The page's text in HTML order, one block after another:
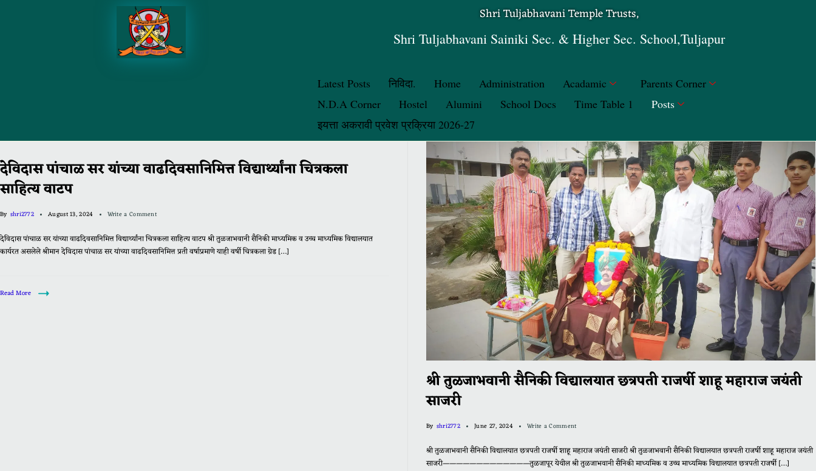
Shri Tuljabhavani Temple Trusts,
Shri Tuljabhavani Sainiki Sec. & Higher Sec. School,Tuljapur
Latest Posts निविदा. Home Administration Acadamic
Parents Corner
N.D.A Corner
Hostel Alumini School Docs Time Table 1
Posts
इयत्ता अकरावी प्रवेश प्रक्रिया 2026-27
देविदास पांचाळ सर यांच्या वाढदिवसानिमित्त विद्यार्थ्यांना चित्रकला
साहित्य वाटप
By shri2772 August 13, 2024 Write a Comment
देविदास पांचाळ सर यांच्या वाढदिवसानिमित्त विद्यार्थ्यांना चित्रकला साहित्य वाटप श्री तुळजाभवानी सैनिकी माध्यमिक व उच्च माध्यमिक विद्यालयात
कार्यरत असलेले श्रीमान देविदास पांचाळ सर यांच्या वाढदिवसानिमित्त प्रती वर्षाप्रमाणे याही वर्षी चित्रकला ग्रेड […]
Read More
श्री तुळजाभवानी सैनिकी विद्यालयात छत्रपती राजर्षी शाहू महाराज जयंती
साजरी
By shri2772 June 27, 2024 Write a Comment
श्री तुळजाभवानी सैनिकी विद्यालयात छत्रपती राजर्षी शाहू महाराज जयंती साजरी श्री तुळजाभवानी सैनिकी विद्यालयात छत्रपती राजर्षी शाहू महाराज जयंती
साजरी—————————————तुळजापूर येथील श्री तुळजाभवानी सैनिकी माध्यमिक व उच्च माध्यमिक विद्यालयात छत्रपती राजर्षी […]